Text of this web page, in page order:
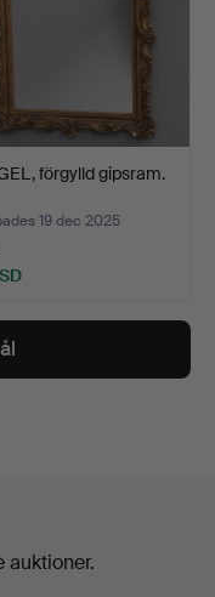
förgylld gipsram.
19 dec 2025
auktioner.